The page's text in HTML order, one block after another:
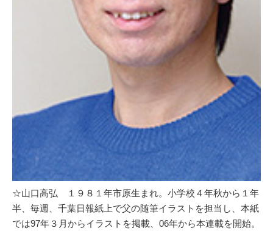
☆山口高弘 １９８１年市原生まれ。小学校４年秋から１年
半、毎週、千葉日報紙上で父の随筆イラストを担当し、本紙
では97年３月からイラストを掲載、06年から本連載を開始。